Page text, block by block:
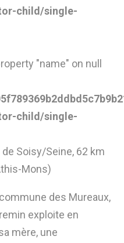
child/single-
"name" on null
child/single-
Soisy/Seine, 62 km
Mons)
des Mureaux,
exploite en
mère, une